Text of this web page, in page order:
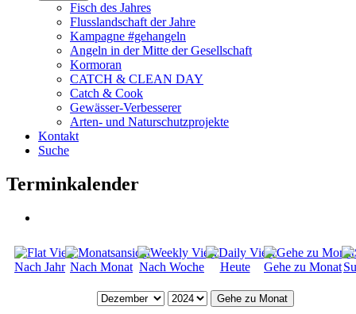
Fisch des Jahres
Flusslandschaft der Jahre
Kampagne #gehangeln
Angeln in der Mitte der Gesellschaft
Kormoran
CATCH & CLEAN DAY
Catch & Cook
Gewässer-Verbesserer
Arten- und Naturschutzprojekte
Kontakt
Suche
Terminkalender
Nach Jahr Nach Monat Nach Woche Heute Gehe zu Monat
Gehe zu Monat